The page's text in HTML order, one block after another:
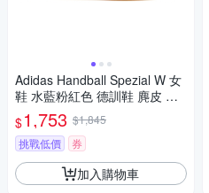
Adidas Handball Spezial W 女
鞋 水藍粉紅色 德訓鞋 麂皮 復
古 愛迪達 休閒鞋 JS4084
$1,753 $1,845
挑戰低價
券
加入購物車